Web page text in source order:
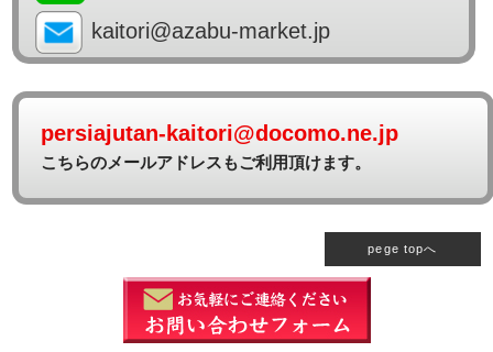
kaitori@azabu-market.jp
persiajutan-kaitori@docomo.ne.jp
こちらのメールアドレスもご利用頂けます。
pege topへ